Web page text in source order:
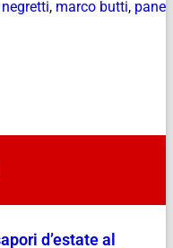
, marco butti, pane
d’estate al